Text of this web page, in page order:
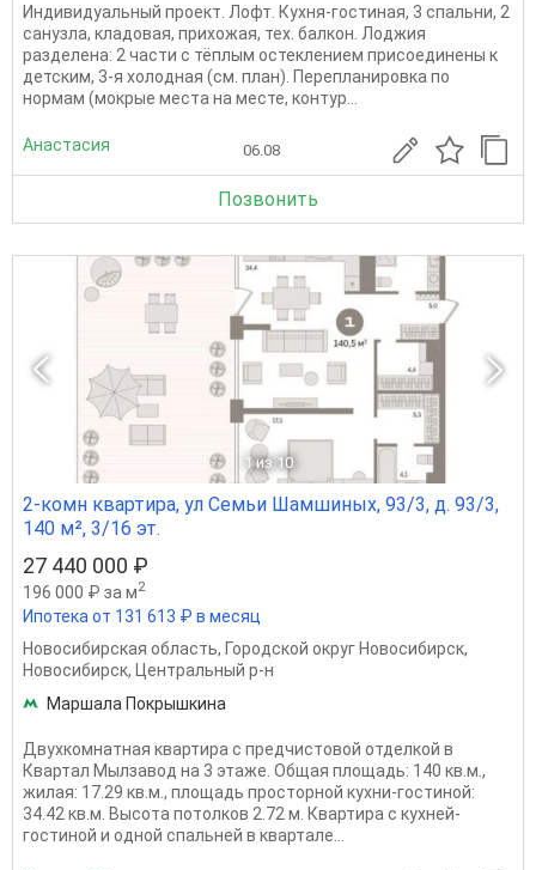
Индивидуальный проект. Лофт. Кухня-гостиная, 3 спальни, 2
санузла, кладовая, прихожая, тех. балкон. Лоджия
разделена: 2 части с тёплым остеклением присоединены к
детским, 3-я холодная (см. план). Перепланировка по
нормам (мокрые места на месте, контур...
Анастасия 06.08
Позвонить
1 из 10
2-комн квартира, ул Семьи Шамшиных, 93/3, д. 93/3,
140 м², 3/16 эт.
27 440 000 ₽
196 000 ₽ за м2
Ипотека от 131 613 ₽ в месяц
Новосибирская область, Городской округ Новосибирск,
Новосибирск,
Центральный р-н
Маршала Покрышкина
Двухкомнатная квартира с предчистовой отделкой в
Квартал Мылзавод на 3 этаже. Общая площадь: 140 кв.м.,
жилая: 17.29 кв.м., площадь просторной кухни-гостиной:
34.42 кв.м. Высота потолков 2.72 м. Квартира с кухней-
гостиной и одной спальней в квартале...